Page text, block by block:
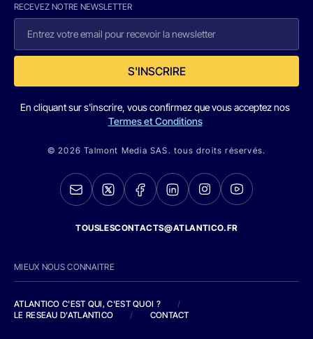
RECEVEZ NOTRE NEWSLETTER
S'INSCRIRE
En cliquant sur s'inscrire, vous confirmez que vous acceptez nos
Termes et Conditions
© 2026 Talmont Media SAS. tous droits réservés.
TOUSLESCONTACTS@ATLANTICO.FR
MIEUX NOUS CONNAITRE
ATLANTICO C'EST QUI, C'EST QUOI ?
/
LE RESEAU D'ATLANTICO
/ CONTACT